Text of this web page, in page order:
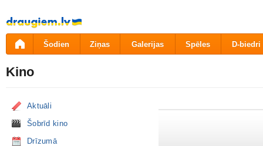
Pāriet
uz
saturu
Šodien Ziņas Galerijas Spēles D-biedri
Kino
Aktuāli
Šobrīd kino
Drīzumā